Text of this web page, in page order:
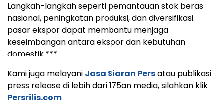
Langkah-langkah seperti pemantauan stok beras
nasional, peningkatan produksi, dan diversifikasi
pasar ekspor dapat membantu menjaga
keseimbangan antara ekspor dan kebutuhan
domestik.***
Kami juga melayani Jasa Siaran Persatau publikasi
press release di lebih dari 175an media, silahkan klik
Persrilis.com